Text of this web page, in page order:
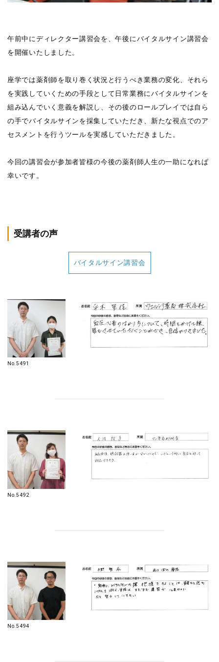
午前中にディレクター講習会を、午後にバイタルサイン講習会
を開催いたしました。
座学では薬剤師を取り巻く状況と行うべき業務の変化、それら
を実践していくための手段として日常業務にバイタルサインを
組み込んでいく意義を解説し、その後のロールプレイでは自ら
の手でバイタルサインを採集していただき、新たな視点でのア
セスメントを行うツールを実感していただきました。
今回の講習会が参加者皆様の今後の薬剤師人生の一助になれば
幸いです。
受講者の声
バイタルサイン講習会
No.5491
No.5492
No.5494